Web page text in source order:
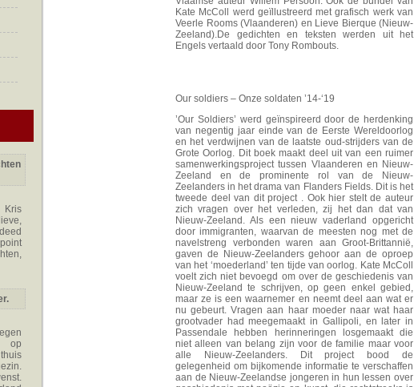
op
Kate McColl werd geïllustreerd met grafisch werk van
Veerle Rooms (Vlaanderen) en Lieve Bierque (Nieuw-
Zeeland).De gedichten en teksten werden uit het
Engels vertaald door Tony Rombouts.
Our soldiers – Onze soldaten ’14-‘19
’Our Soldiers’ werd geïnspireerd door de herdenking
van negentig jaar einde van de Eerste Wereldoorlog
en het verdwijnen van de laatste oud-strijders van de
Grote Oorlog. Dit boek maakt deel uit van een ruimer
samenwerkingsproject tussen Vlaanderen en Nieuw-
Zeeland en de prominente rol van de Nieuw-
Zeelanders in het drama van Flanders Fields. Dit is het
tweede deel van dit project . Ook hier stelt de auteur
zich vragen over het verleden, zij het dan dat van
Nieuw-Zeeland. Als een nieuw vaderland opgericht
door immigranten, waarvan de meesten nog met de
navelstreng verbonden waren aan Groot-Brittannië,
gaven de Nieuw-Zeelanders gehoor aan de oproep
van het ‘moederland’ ten tijde van oorlog. Kate McColl
voelt zich niet bevoegd om over de geschiedenis van
Nieuw-Zeeland te schrijven, op geen enkel gebied,
maar ze is een waarnemer en neemt deel aan wat er
nu gebeurt. Vragen aan haar moeder naar wat haar
grootvader had meegemaakt in Gallipoli, en later in
Passendale hebben herinneringen losgemaakt die
niet alleen van belang zijn voor de familie maar voor
alle Nieuw-Zeelanders. Dit project bood de
gelegenheid om bijkomende informatie te verschaffen
aan de Nieuw-Zeelandse jongeren in hun lessen over